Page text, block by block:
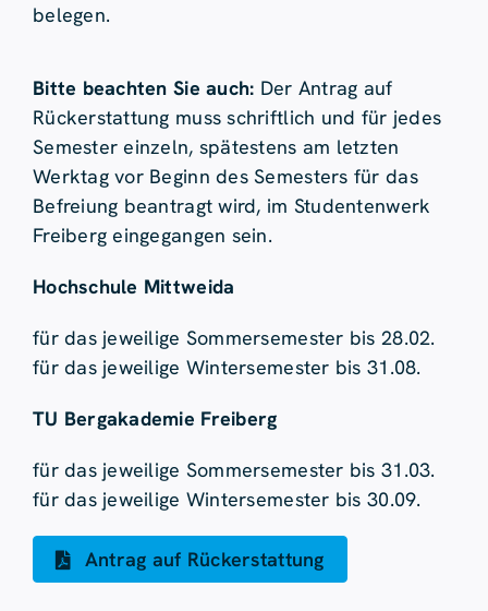
belegen.
Bitte beachten Sie auch: Der Antrag auf
Rückerstattung muss schriftlich und für jedes
Semester einzeln, spätestens am letzten
Werktag vor Beginn des Semesters für das
Befreiung beantragt wird, im Studentenwerk
Freiberg eingegangen sein.
Hochschule Mittweida
für das jeweilige Sommersemester bis 28.02.
für das jeweilige Wintersemester bis 31.08.
TU Bergakademie Freiberg
für das jeweilige Sommersemester bis 31.03.
für das jeweilige Wintersemester bis 30.09.
Antrag auf Rückerstattung